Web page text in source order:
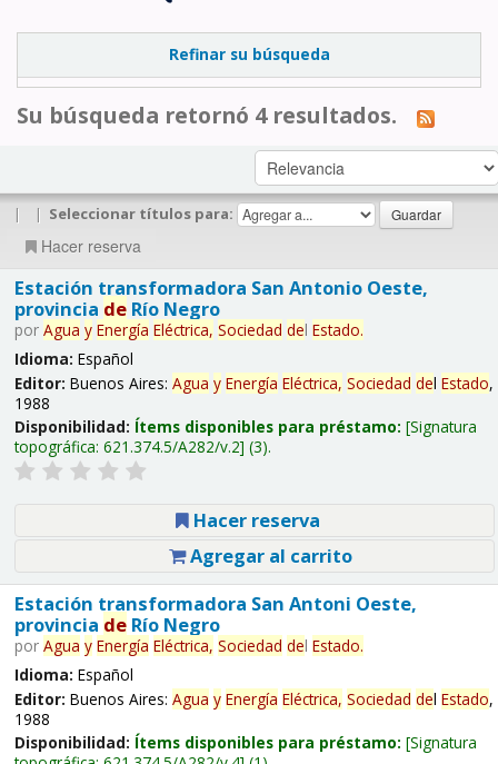
Refinar su búsqueda
Su búsqueda retornó 4 resultados.
| | Seleccionar títulos para:
Hacer reserva
Estación transformadora San Antonio Oeste,
provincia deRío Negro
por Agua y Energía Eléctrica, Sociedad del Estado.
Idioma: Español
Editor: Buenos Aires: Agua y Energía Eléctrica, Sociedad del Estado,
1988
Disponibilidad: Ítems disponibles para préstamo: Signatura
topográfica: 621.374.5/A282/v.2 (3).
Hacer reserva
Agregar al carrito
Estación transformadora San Antoni Oeste,
provincia deRío Negro
por Agua y Energía Eléctrica, Sociedad del Estado.
Idioma: Español
Editor: Buenos Aires: Agua y Energía Eléctrica, Sociedad del Estado,
1988
Disponibilidad: Ítems disponibles para préstamo: Signatura